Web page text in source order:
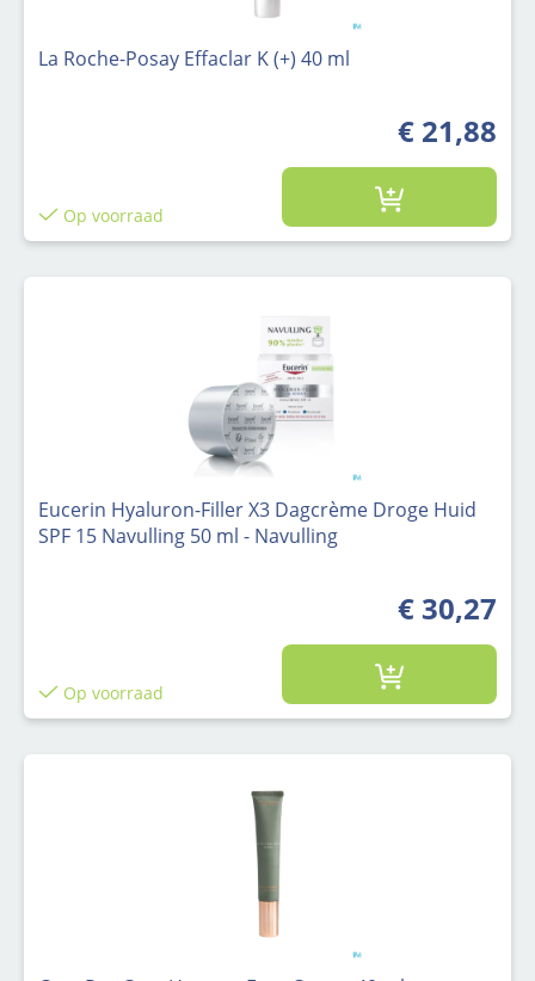
La Roche-Posay Effaclar K (+) 40 ml
€ 21,88
Op voorraad
Eucerin Hyaluron-Filler X3 Dagcrème Droge Huid
SPF 15 Navulling 50 ml - Navulling
€ 30,27
Op voorraad